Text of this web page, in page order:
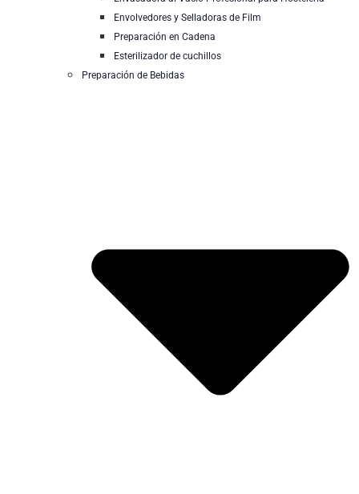
Envolvedores y Selladoras de Film
Preparación en Cadena
Esterilizador de cuchillos
Preparación de Bebidas